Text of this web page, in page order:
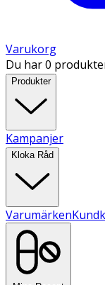
Varukorg
Du har 0
Produkter
Kampanjer
Kloka Råd
Varumärken